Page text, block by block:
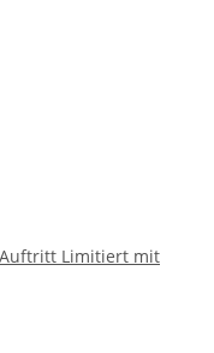
Limitiert mit